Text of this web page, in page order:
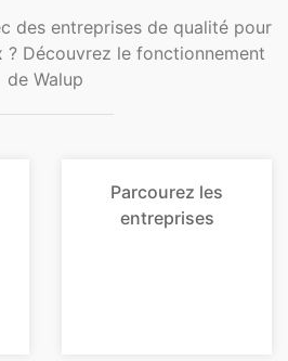
des entreprises de qualité pour
Découvrez le fonctionnement
de Walup
Parcourez les
entreprises